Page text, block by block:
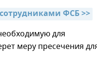
ФСБ >>
для
меру пресечения